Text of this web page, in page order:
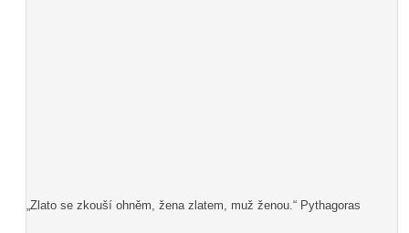
„Zlato se zkouší ohněm, žena zlatem, muž ženou.“ Pythagoras